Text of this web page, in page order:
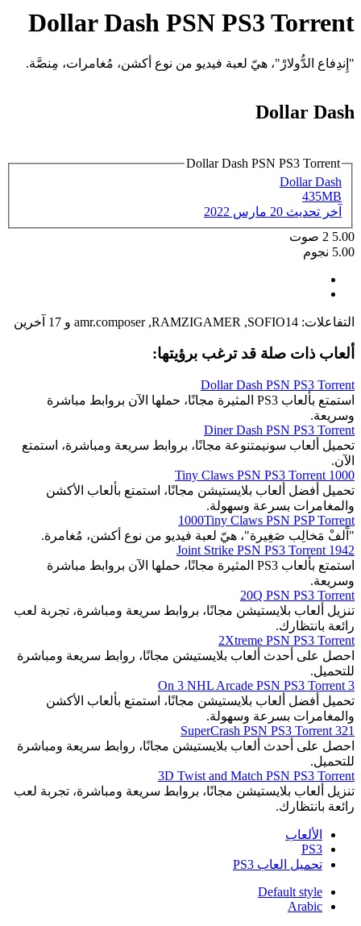
Dollar Dash PSN PS3 Torrent
"إِندِفاع الدُّولارْ"، هيّ لعبة فيديو من نوع أكشن، مُغامرات، مِنصَّة.
Dollar Dash
Dollar Dash PSN PS3 Torrent
Dollar Dash
435MB
آخر تحديث 20 مارس 2022
5.00
2 صوت
5.00 نجوم
التفاعلات: SOFIO14
,
RAMZIGAMER
,
amr.composer و 17 آخرين
ألعاب ذات صلة قد ترغب برؤيتها:
Dollar Dash PSN PS3 Torrent
استمتع بألعاب PS3 المثيرة مجانًا، حملها الآن بروابط مباشرة
وسريعة.
Diner Dash PSN PS3 Torrent
تحميل ألعاب سونيمتنوعة مجانًا، بروابط سريعة ومباشرة، استمتع
الآن.
1000 Tiny Claws PSN PS3 Torrent
تحميل أفضل ألعاب بلايستيشن مجانًا، استمتع بألعاب الأكشن
والمغامرات بسرعة وسهولة.
1000Tiny Claws PSN PSP Torrent
"آَلفْ مَخالِب صَغِيرة"، هيّ لعبة فيديو من نوع أكشن، مُغامرة.
1942 Joint Strike PSN PS3 Torrent
استمتع بألعاب PS3 المثيرة مجانًا، حملها الآن بروابط مباشرة
وسريعة.
20Q PSN PS3 Torrent
تنزيل ألعاب بلايستيشن مجانًا، بروابط سريعة ومباشرة، تجربة لعب
رائعة بانتظارك.
2Xtreme PSN PS3 Torrent
احصل على أحدث ألعاب بلايستيشن مجانًا، روابط سريعة ومباشرة
للتحميل.
3 On 3 NHL Arcade PSN PS3 Torrent
تحميل أفضل ألعاب بلايستيشن مجانًا، استمتع بألعاب الأكشن
والمغامرات بسرعة وسهولة.
321 SuperCrash PSN PS3 Torrent
احصل على أحدث ألعاب بلايستيشن مجانًا، روابط سريعة ومباشرة
للتحميل.
3D Twist and Match PSN PS3 Torrent
تنزيل ألعاب بلايستيشن مجانًا، بروابط سريعة ومباشرة، تجربة لعب
رائعة بانتظارك.
الألعاب
PS3
تحميل العاب PS3
Default style
Arabic